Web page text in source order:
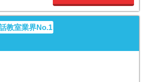
教室業界No.1